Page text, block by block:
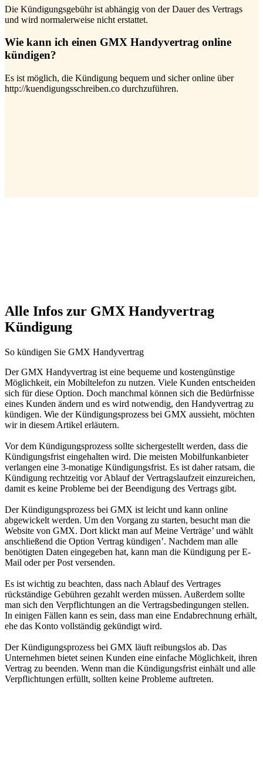
Die Kündigungsgebühr ist abhängig von der Dauer des Vertrags
und wird normalerweise nicht erstattet.
Wie kann ich einen GMX Handyvertrag online
kündigen?
Es ist möglich, die Kündigung bequem und sicher online über
http://kuendigungsschreiben.co durchzuführen.
Alle Infos zur GMX Handyvertrag
Kündigung
So kündigen Sie GMX Handyvertrag
Der GMX Handyvertrag ist eine bequeme und kostengünstige
Möglichkeit, ein Mobiltelefon zu nutzen. Viele Kunden entscheiden
sich für diese Option. Doch manchmal können sich die Bedürfnisse
eines Kunden ändern und es wird notwendig, den Handyvertrag zu
kündigen. Wie der Kündigungsprozess bei GMX aussieht, möchten
wir in diesem Artikel erläutern.
Vor dem Kündigungsprozess sollte sichergestellt werden, dass die
Kündigungsfrist eingehalten wird. Die meisten Mobilfunkanbieter
verlangen eine 3-monatige Kündigungsfrist. Es ist daher ratsam, die
Kündigung rechtzeitig vor Ablauf der Vertragslaufzeit einzureichen,
damit es keine Probleme bei der Beendigung des Vertrags gibt.
Der Kündigungsprozess bei GMX ist leicht und kann online
abgewickelt werden. Um den Vorgang zu starten, besucht man die
Website von GMX. Dort klickt man auf Meine Verträge’ und wählt
anschließend die Option Vertrag kündigen’. Nachdem man alle
benötigten Daten eingegeben hat, kann man die Kündigung per E-
Mail oder per Post versenden.
Es ist wichtig zu beachten, dass nach Ablauf des Vertrages
rückständige Gebühren gezahlt werden müssen. Außerdem sollte
man sich den Verpflichtungen an die Vertragsbedingungen stellen.
In einigen Fällen kann es sein, dass man eine Endabrechnung erhält,
ehe das Konto vollständig gekündigt wird.
Der Kündigungsprozess bei GMX läuft reibungslos ab. Das
Unternehmen bietet seinen Kunden eine einfache Möglichkeit, ihren
Vertrag zu beenden. Wenn man die Kündigungsfrist einhält und alle
Verpflichtungen erfüllt, sollten keine Probleme auftreten.